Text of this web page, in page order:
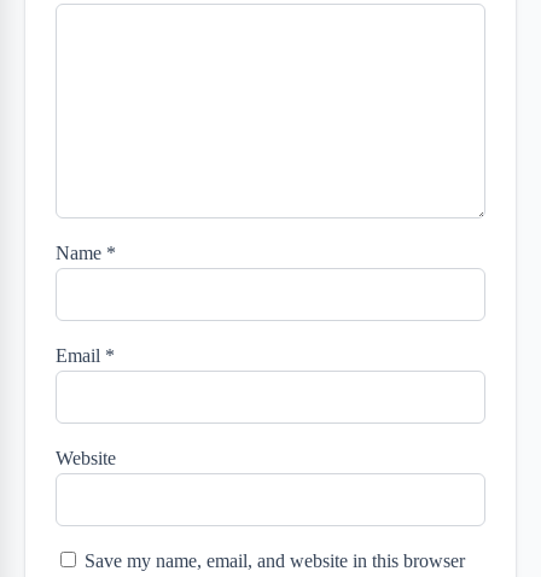
Name *
Email *
Website
Save my name, email, and website in this browser